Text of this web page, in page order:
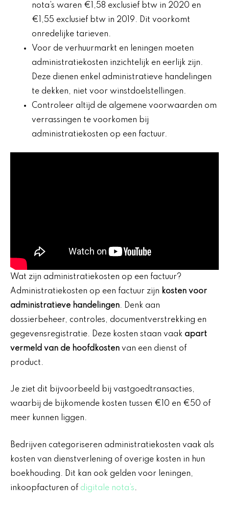
nota’s waren €1,58 exclusief btw in 2020 en
€1,55 exclusief btw in 2019. Dit voorkomt
onredelijke tarieven.
Voor de verhuurmarkt en leningen moeten
administratiekosten inzichtelijk en eerlijk zijn.
Deze dienen enkel administratieve handelingen
te dekken, niet voor winstdoelstellingen.
Controleer altijd de algemene voorwaarden om
verrassingen te voorkomen bij
administratiekosten op een factuur.
Wat zijn administratiekosten op een factuur?
Administratiekosten op een factuur zijn kosten voor
administratieve handelingen. Denk aan
dossierbeheer, controles, documentverstrekking en
gegevensregistratie. Deze kosten staan vaak apart
vermeld van de hoofdkosten van een dienst of
product.
Je ziet dit bijvoorbeeld bij vastgoedtransacties,
waarbij de bijkomende kosten tussen €10 en €50 of
meer kunnen liggen.
Bedrijven categoriseren administratiekosten vaak als
kosten van dienstverlening of overige kosten in hun
boekhouding. Dit kan ook gelden voor leningen,
inkoopfacturen of digitale nota’s.